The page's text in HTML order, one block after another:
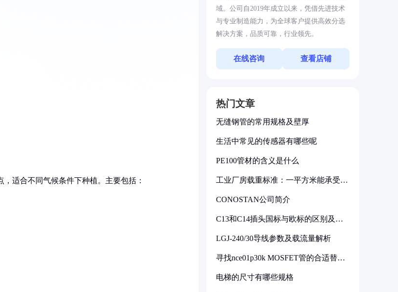
适合不同气候条件下种植。主要包括：
域。公司自2019年成立以来，凭借先进技术
与专业制造能力，为全球客户提供高效分选
解决方案，品质可靠，行业领先。
在线咨询 查看店铺
热门文章
无缝钢管的常用规格及壁厚
生活中常见的传感器有哪些呢
PE100管材的含义是什么
工业厂房载重标准：一平方米能承受多
CONOSTAN公司简介
C13和C14插头国标与欧标的区别及其
LGJ-240/30导线参数及载流量解析
寻找nce01p30k MOSFET管的合适替代
电梯的尺寸有哪些规格